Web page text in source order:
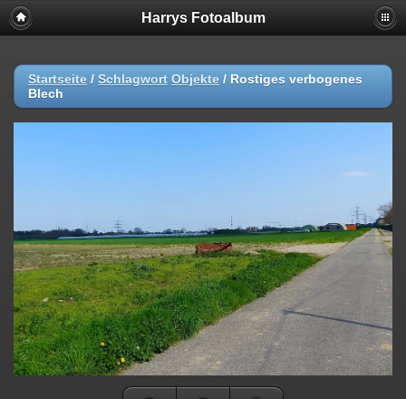
Harrys Fotoalbum
Startseite / Schlagwort Objekte / Rostiges verbogenes
Blech